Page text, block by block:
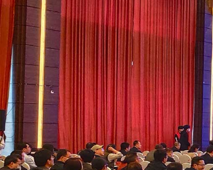
2026年6月5日，在工作室给学
2026年7月1日，在工作室给学